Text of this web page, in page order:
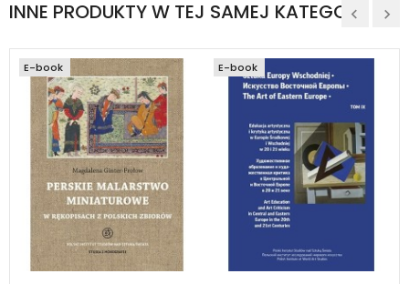
INNE PRODUKTY W TEJ SAMEJ KATEGORII
E-book E-book